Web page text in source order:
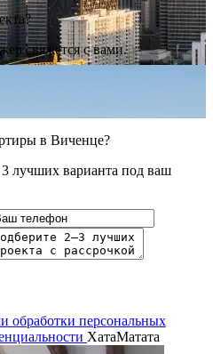
свяжется с вами.
в Виченце?
лучших варианта под ваш
обработки персональных
ХатаМатата